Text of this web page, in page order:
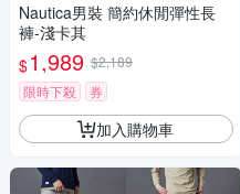
Nautica男裝 簡約休閒彈性長
褲-淺卡其
$1,989 $2,189
限時下殺
券
加入購物車